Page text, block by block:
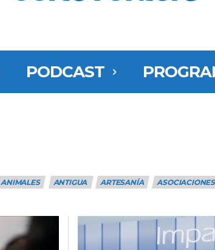
PODCAST
ANIMALES ANTIGUA ARTESANÍA ASOCIACIONES